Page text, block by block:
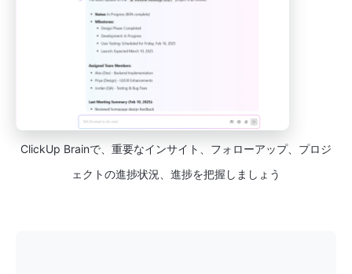
ClickUp Brainで、重要なインサイト、フォローアップ、プロジ
ェクトの進捗状況、進捗を把握しましょう